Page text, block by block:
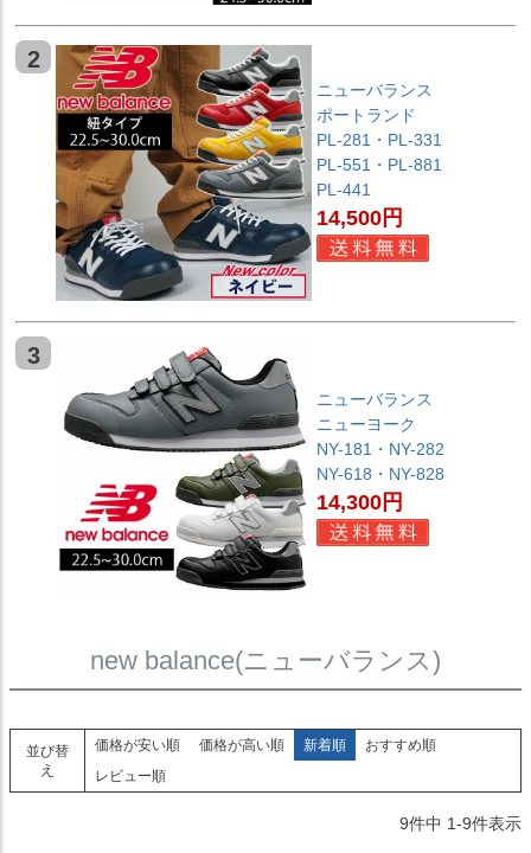
2
ニューバランス
ポートランド
PL-281・PL-331
PL-551・PL-881
PL-441
14,500円
3
ニューバランス
ニューヨーク
NY-181・NY-282
NY-618・NY-828
14,300円
new balance(ニューバランス)
並び替
え
価格が安い順 価格が高い順 新着順
おすすめ順
レビュー順
9件中 1-9件表示